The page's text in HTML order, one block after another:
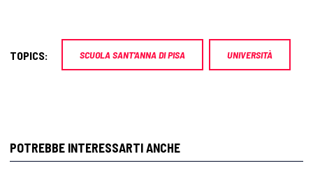
TOPICS: SCUOLA SANT'ANNA DI PISA UNIVERSITÀ
POTREBBE INTERESSARTI ANCHE